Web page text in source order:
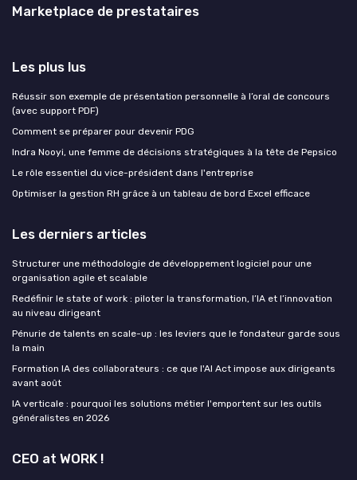
Marketplace de prestataires
Les plus lus
Réussir son exemple de présentation personnelle à l’oral de concours
(avec support PDF)
Comment se préparer pour devenir PDG
Indra Nooyi, une femme de décisions stratégiques à la tête de Pepsico
Le rôle essentiel du vice-président dans l'entreprise
Optimiser la gestion RH grâce à un tableau de bord Excel efficace
Les derniers articles
Structurer une méthodologie de développement logiciel pour une
organisation agile et scalable
Redéfinir le state of work : piloter la transformation, l’IA et l’innovation
au niveau dirigeant
Pénurie de talents en scale-up : les leviers que le fondateur garde sous
la main
Formation IA des collaborateurs : ce que l'AI Act impose aux dirigeants
avant août
IA verticale : pourquoi les solutions métier l'emportent sur les outils
généralistes en 2026
CEO at WORK !